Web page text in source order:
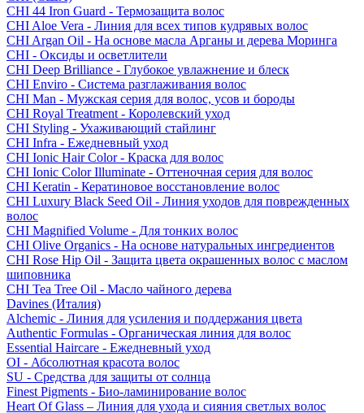
CHI 44 Iron Guard - Термозащита волос
CHI Aloe Vera - Линия для всех типов кудрявых волос
CHI Argan Oil - На основе масла Арганы и дерева Моринга
CHI - Оксиды и осветлители
CHI Deep Brilliance - Глубокое увлажнение и блеск
CHI Enviro - Система разглаживания волос
CHI Man - Мужская серия для волос, усов и бороды
CHI Royal Treatment - Королевский уход
CHI Styling - Ухаживающий стайлинг
CHI Infra - Ежедневный уход
CHI Ionic Hair Color - Краска для волос
CHI Ionic Color Illuminate - Оттеночная серия для волос
CHI Keratin - Кератиновое восстановление волос
CHI Luxury Black Seed Oil - Линия уходов для поврежденных
волос
CHI Magnified Volume - Для тонких волос
CHI Olive Organics - На основе натуральных ингредиентов
CHI Rose Hip Oil - Защита цвета окрашенных волос с маслом
шиповника
CHI Tea Tree Oil - Масло чайного дерева
Davines (Италия)
Alchemic - Линия для усиления и поддержания цвета
Authentic Formulas - Органическая линия для волос
Essential Haircare - Eжедневный уход
OI - Абсолютная красота волос
SU - Средства для защиты от солнца
Finest Pigments - Био-ламинирование волос
Heart Of Glass – Линия для ухода и сияния светлых волос